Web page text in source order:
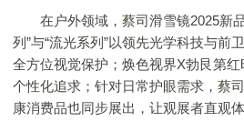
在户外领域，蔡司滑雪镜2025新品
列”与“流光系列”以领先光学科技与前
全方位视觉保护；焕色视界X勃艮第
个性化追求；针对日常护眼需求，蔡
康消费品也同步展出，让观展者直观